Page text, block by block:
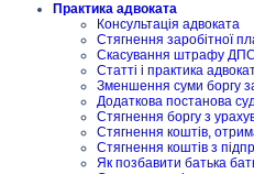
Практика адвоката
Консультація адвоката
Стягнення заробітної
Скасування штрафу ДПС
Статті і практика
Зменшення суми боргу
Додаткова постанова
Стягнення боргу з
Стягнення коштів,
Стягнення коштів з
Як позбавити батька